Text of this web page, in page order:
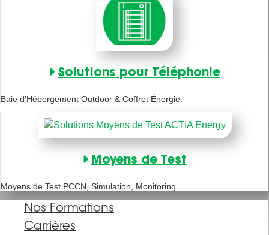
Solutions pour Téléphonie
Baie d’Hébergement Outdoor & Coffret Énergie.
Moyens de Test
Moyens de Test PCCN, Simulation, Monitoring.
Nos Formations
Carrières